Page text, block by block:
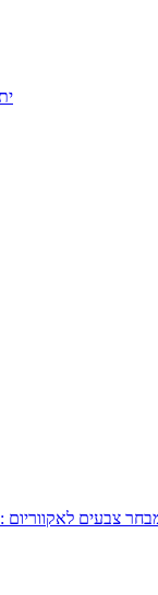
צבעים לאקווריום